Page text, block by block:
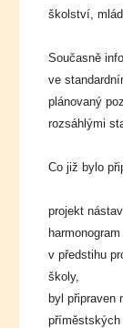
školství,
Současně
ve
plánovaný
rozsáhlými
Co již bylo
projekt
v předstihu
školy,
byl připraven
příměstských